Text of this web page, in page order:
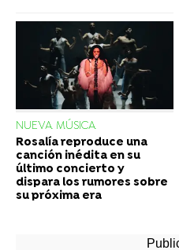
NUEVA MÚSICA
Rosalía reproduce una
canción inédita en su
último concierto y
dispara los rumores sobre
su próxima era